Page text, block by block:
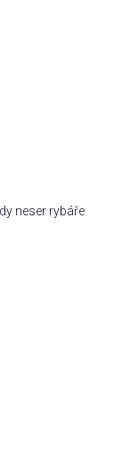
neser rybáře